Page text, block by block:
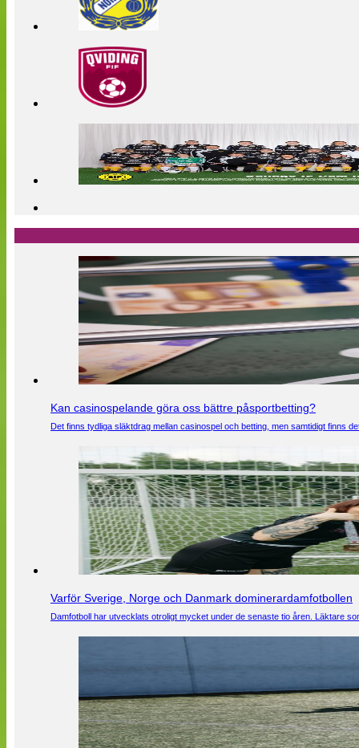
Kan casinospelande göra oss bättre påsportbetting?
Det finns tydliga släktdrag mellan casinospel och betting, men samtidigt finns
Varför Sverige, Norge och Danmark dominerardamfotbollen
Damfotboll har utvecklats otroligt mycket under de senaste tio åren. Läktare